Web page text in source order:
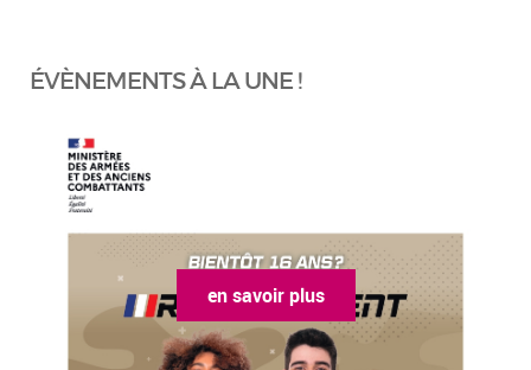
ÉVÈNEMENTS À LA UNE !
en savoir plus